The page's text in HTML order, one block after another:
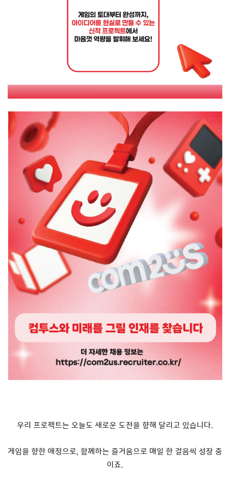
우리 프로젝트는 오늘도 새로운 도전을 향해 달리고 있습니다.
게임을 향한 애정으로, 함께하는 즐거움으로 매일 한 걸음씩 성장 중
이죠.